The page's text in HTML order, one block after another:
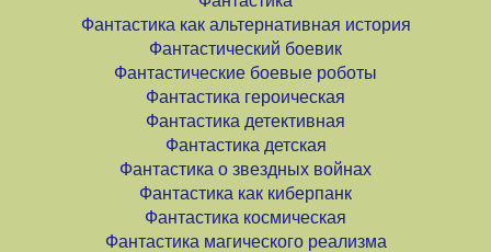
Фантастика как альтернативная история
Фантастический боевик
Фантастические боевые роботы
Фантастика героическая
Фантастика детективная
Фантастика детская
Фантастика о звездных войнах
Фантастика как киберпанк
Фантастика космическая
Фантастика магического реализма